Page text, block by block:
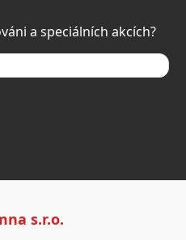
a speciálních akcích?
s.r.o.